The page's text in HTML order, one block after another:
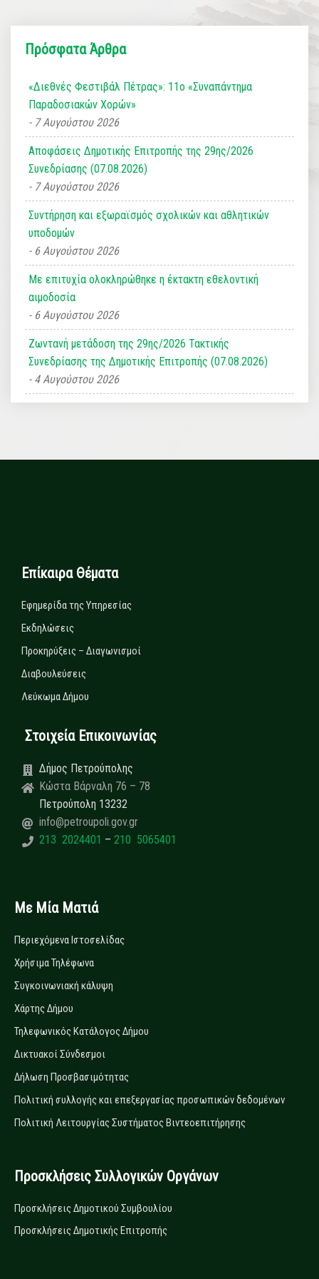
Πρόσφατα Άρθρα
«Διεθνές Φεστιβάλ Πέτρας»: 11ο «Συναπάντημα
Παραδοσιακών Χορών»
7 Αυγούστου 2026
Αποφάσεις Δημοτικής Επιτροπής της 29ης/2026
Συνεδρίασης (07.08.2026)
7 Αυγούστου 2026
Συντήρηση και εξωραϊσμός σχολικών και αθλητικών
υποδομών
6 Αυγούστου 2026
Με επιτυχία ολοκληρώθηκε η έκτακτη εθελοντική
αιμοδοσία
6 Αυγούστου 2026
Ζωντανή μετάδοση της 29ης/2026 Τακτικής
Συνεδρίασης της Δημοτικής Επιτροπής (07.08.2026)
4 Αυγούστου 2026
Επίκαιρα Θέματα
Εφημερίδα της Υπηρεσίας
Εκδηλώσεις
Προκηρύξεις – Διαγωνισμοί
Διαβουλεύσεις
Λεύκωμα Δήμου
Στοιχεία Επικοινωνίας
Δήμος Πετρούπολης
Κώστα Βάρναλη 76 – 78
Πετρούπολη 13232
info@petroupoli.gov.gr
213 2024401 – 210 5065401
Με Μία Ματιά
Περιεχόμενα Ιστοσελίδας
Χρήσιμα Τηλέφωνα
Συγκοινωνιακή κάλυψη
Χάρτης Δήμου
Τηλεφωνικός Κατάλογος Δήμου
Δικτυακοί Σύνδεσμοι
Δήλωση Προσβασιμότητας
Πολιτική συλλογής και επεξεργασίας προσωπικών δεδομένων
Πολιτική Λειτουργίας Συστήματος Βιντεοεπιτήρησης
Προσκλήσεις Συλλογικών Οργάνων
Προσκλήσεις Δημοτικού Συμβουλίου
Προσκλήσεις Δημοτικής Επιτροπής